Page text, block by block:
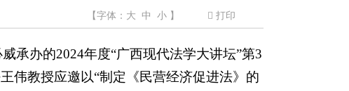
打印
【字体： 大 中 小 】
承办的2024年度“广西现代法学大讲坛”第3
伟教授应邀以“制定《民营经济促进法》的